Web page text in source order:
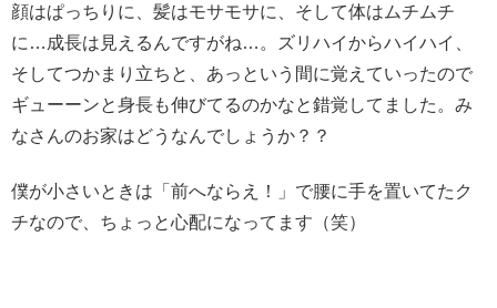
顔はぱっちりに、髪はモサモサに、そして体はムチムチ
に…成長は見えるんですがね…。ズリハイからハイハイ、
そしてつかまり立ちと、あっという間に覚えていったので
ギューーンと身長も伸びてるのかなと錯覚してました。み
なさんのお家はどうなんでしょうか？？
僕が小さいときは「前へならえ！」で腰に手を置いてたク
チなので、ちょっと心配になってます（笑）